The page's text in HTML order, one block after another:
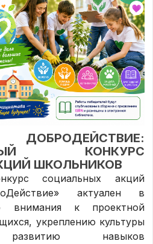
КОНКУРС
ШКОЛЬНИКОВ
социальных акций
актуален в
внимания к проектной
укреплению культуры
развитию навыков